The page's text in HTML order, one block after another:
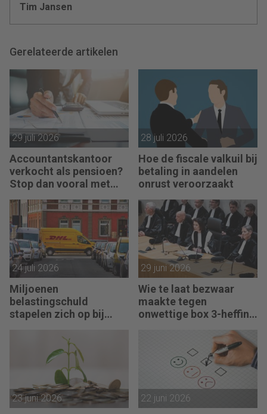
Tim Jansen
Gerelateerde artikelen
29 juli 2026
Accountantskantoor
verkocht als pensioen?
Stop dan vooral met
28 juli 2026
Hoe de fiscale valkuil bij
betaling in aandelen
onrust veroorzaakt
24 juli 2026
Miljoenen
belastingschuld
stapelen zich op bij
29 juni 2026
Wie te laat bezwaar
maakte tegen
onwettige box 3-heffing
23 juni 2026 22 juni 2026